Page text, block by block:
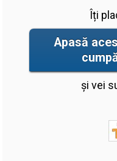
Îți
Apasă
și vei